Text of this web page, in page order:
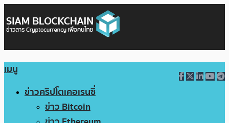
เมนู
ข่าวคริปโตเคอเรนซี่
ข่าว Bitcoin